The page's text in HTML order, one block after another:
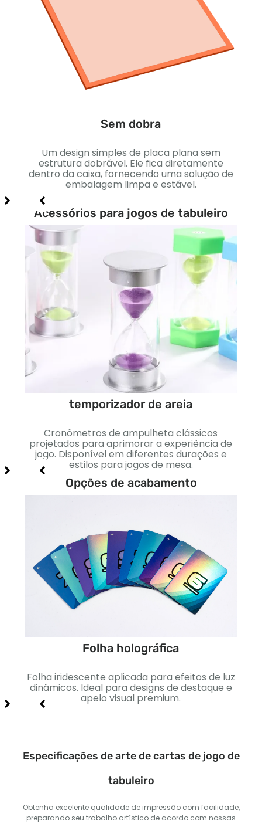
Sem dobra
Um design simples de placa plana sem
estrutura dobrável. Ele fica diretamente
dentro da caixa, fornecendo uma solução de
embalagem limpa e estável.
Acessórios para jogos de tabuleiro
temporizador de areia
Cronômetros de ampulheta clássicos
projetados para aprimorar a experiência de
jogo. Disponível em diferentes durações e
estilos para jogos de mesa.
Opções de acabamento
Folha holográfica
Folha iridescente aplicada para efeitos de luz
dinâmicos. Ideal para designs de destaque e
apelo visual premium.
Especificações de arte de cartas de jogo de
tabuleiro
Obtenha excelente qualidade de impressão com facilidade,
preparando seu trabalho artístico de acordo com nossas